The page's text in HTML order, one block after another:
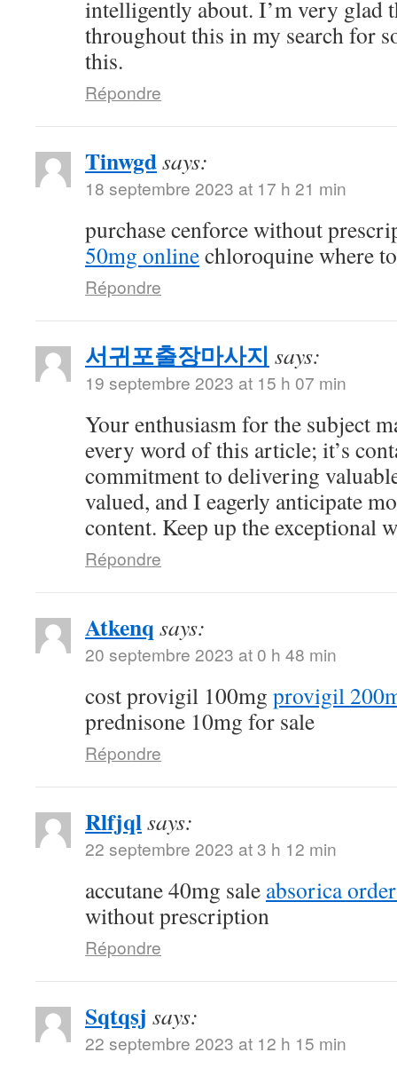
intelligently about. I’m very glad
throughout this in my search for
this.
Répondre
Tinwgdsays:
18 septembre 2023 at 17 h 21 min
purchase cenforce without
50mg onlinechloroquine where
Répondre
서귀포출장마사지 says:
19 septembre 2023 at 15 h 07 min
Your enthusiasm for the subject
every word of this article; it’s
commitment to delivering
valued, and I eagerly anticipate
content. Keep up the exceptional
Répondre
Atkenq says:
20 septembre 2023 at 0 h 48 min
cost provigil 100mg provigil
prednisone 10mg for sale
Répondre
Rlfjqlsays:
22 septembre 2023 at 3 h 12 min
accutane 40mg sale absorica
without prescription
Répondre
Sqtqsj says:
22 septembre 2023 at 12 h 15 min